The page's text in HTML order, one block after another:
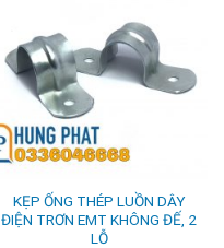
KẸP ỐNG THÉP LUỒN DÂY
ĐIỆN TRƠN EMT KHÔNG ĐẾ, 2
LỖ